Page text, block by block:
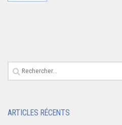
Rechercher :
ARTICLES RÉCENTS